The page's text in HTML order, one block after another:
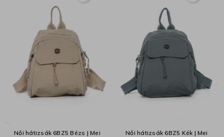
Női hátizsák 6BZ5 Bézs | Mei Női hátizsák 6BZ5 Kék | Mei